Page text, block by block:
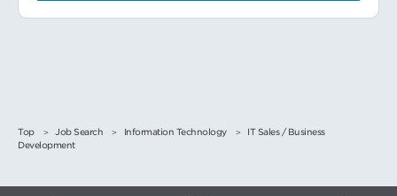
Top Job Search Information Technology
IT Sales / Business
Development